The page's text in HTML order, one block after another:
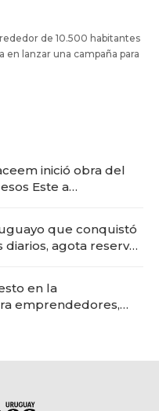
de 10.500 habitantes
en lanzar una campaña para
inició obra del
Este a
que conquistó
agota reservas
en la
emprendedores,